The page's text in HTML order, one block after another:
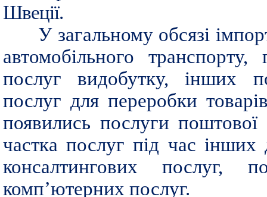
Швеції.
У загальному обсязі
автомобільного транспорту,
послуг видобутку, інших
послуг для переробки
появились послуги
частка послуг під час
консалтингових послуг,
комп’ютерних послуг.